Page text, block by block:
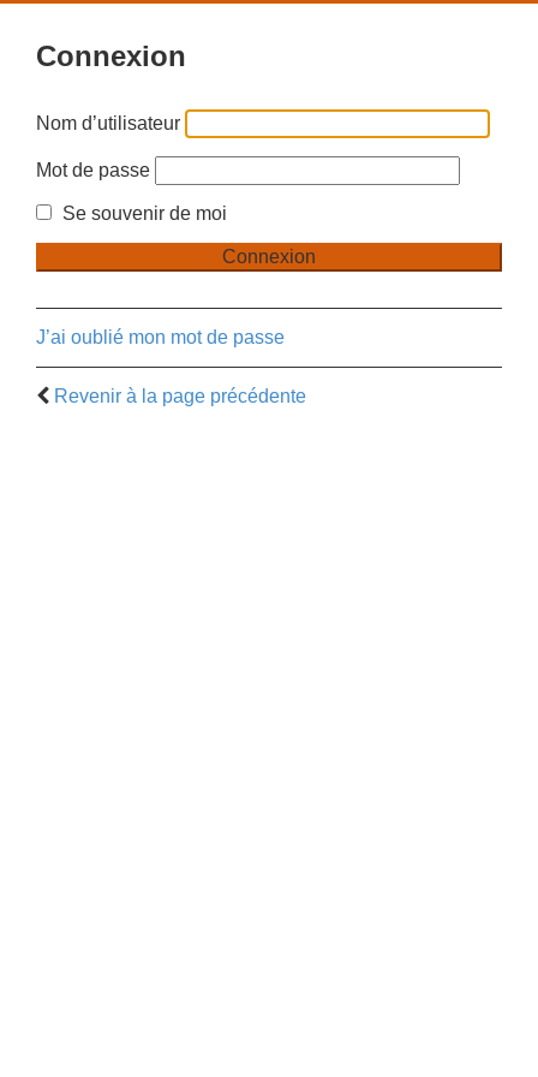
Connexion
Nom d’utilisateur
Mot de passe
Se souvenir de moi
J’ai oublié mon mot de passe
Revenir à la page précédente